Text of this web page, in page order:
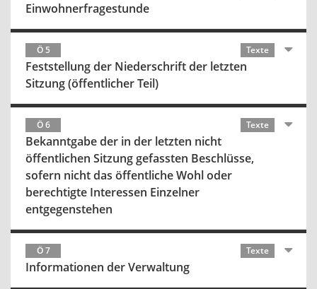
Einwohnerfragestunde
Ö 5 Texte
Feststellung der Niederschrift der letzten
Sitzung (öffentlicher Teil)
Ö 6 Texte
Bekanntgabe der in der letzten nicht
öffentlichen Sitzung gefassten Beschlüsse,
sofern nicht das öffentliche Wohl oder
berechtigte Interessen Einzelner
entgegenstehen
Ö 7 Texte
Informationen der Verwaltung